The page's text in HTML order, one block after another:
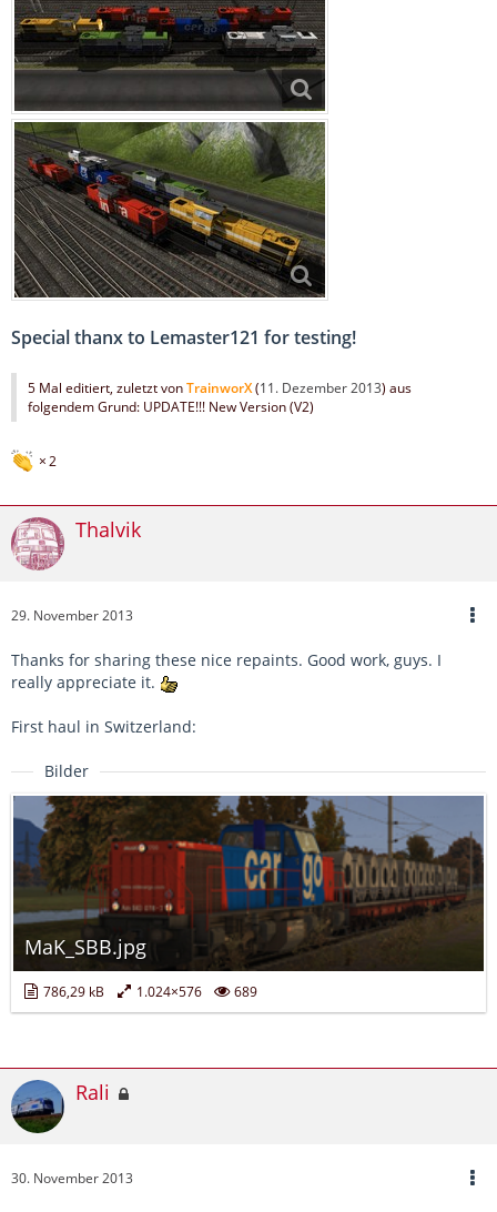
Special thanx to Lemaster121 for testing!
5 Mal editiert, zuletzt vonTrainworX(11. Dezember 2013) aus
folgendem Grund: UPDATE!!! New Version (V2)
2
Thalvik
29. November 2013
Thanks for sharing these nice repaints. Good work, guys. I
really appreciate it.
First haul in Switzerland:
Bilder
MaK_SBB.jpg
786,29 kB 1.024×576 689
Rali
30. November 2013